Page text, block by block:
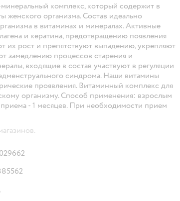
комплекс, который содержит в
женского организма. Состав идеально
в витаминах и минералах. Активные
и кератина, предотвращению появления
их рост и препятствуют выпадению, укрепляют
замедлению процессов старения и
входящие в состав участвуют в регуляции
синдрома. Наши витамины
проявления. Витаминный комплекс для
организму. Способ применения: взрослым
- 1 месяцев. При необходимости прием